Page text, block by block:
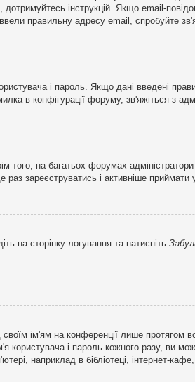
інструкцій. Якщо email-
правильну адресу email, спробуйте
і пароль. Якщо дані введені
в конфігурації форуму, зв'яжіться з
на багатьох форумах
зареєструватись і активніше приймати
на сторінку логування та натисніть
ім'ям на конференції лише протягом
і пароль кожного разу, ви
наприклад в бібліотеці, інтернет-